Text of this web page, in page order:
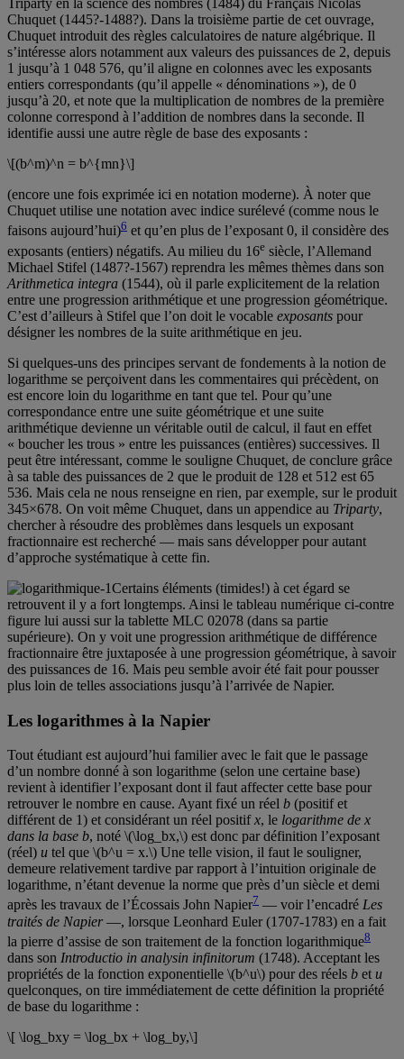
Triparty en la science des nombres (1484) du Français Nicolas
Chuquet (1445?-1488?). Dans la troisième partie de cet ouvrage,
Chuquet introduit des règles calculatoires de nature algébrique. Il
s’intéresse alors notamment aux valeurs des puissances de 2, depuis
1 jusqu’à 1 048 576, qu’il aligne en colonnes avec les exposants
entiers correspondants (qu’il appelle « dénominations »), de 0
jusqu’à 20, et note que la multiplication de nombres de la première
colonne correspond à l’addition de nombres dans la seconde. Il
identifie aussi une autre règle de base des exposants :
\[(b^m)^n = b^{mn}\]
(encore une fois exprimée ici en notation moderne). À noter que
Chuquet utilise une notation avec indice surélevé (comme nous le
faisons aujourd’hui)6 et qu’en plus de l’exposant 0, il considère des
exposants (entiers) négatifs. Au milieu du 16e siècle, l’Allemand
Michael Stifel (1487?-1567) reprendra les mêmes thèmes dans son
Arithmetica integra (1544), où il parle explicitement de la relation
entre une progression arithmétique et une progression géométrique.
C’est d’ailleurs à Stifel que l’on doit le vocable exposants pour
désigner les nombres de la suite arithmétique en jeu.
Si quelques-uns des principes servant de fondements à la notion de
logarithme se perçoivent dans les commentaires qui précèdent, on
est encore loin du logarithme en tant que tel. Pour qu’une
correspondance entre une suite géométrique et une suite
arithmétique devienne un véritable outil de calcul, il faut en effet
« boucher les trous » entre les puissances (entières) successives. Il
peut être intéressant, comme le souligne Chuquet, de conclure grâce
à sa table des puissances de 2 que le produit de 128 et 512 est 65
536. Mais cela ne nous renseigne en rien, par exemple, sur le produit
345×678. On voit même Chuquet, dans un appendice au Triparty,
chercher à résoudre des problèmes dans lesquels un exposant
fractionnaire est recherché — mais sans développer pour autant
d’approche systématique à cette fin.
Certains éléments (timides!) à cet égard se
retrouvent il y a fort longtemps. Ainsi le tableau numérique ci-contre
figure lui aussi sur la tablette MLC 02078 (dans sa partie
supérieure). On y voit une progression arithmétique de différence
fractionnaire être juxtaposée à une progression géométrique, à savoir
des puissances de 16. Mais peu semble avoir été fait pour pousser
plus loin de telles associations jusqu’à l’arrivée de Napier.
Les logarithmes à la Napier
Tout étudiant est aujourd’hui familier avec le fait que le passage
d’un nombre donné à son logarithme (selon une certaine base)
revient à identifier l’exposant dont il faut affecter cette base pour
retrouver le nombre en cause. Ayant fixé un réel b (positif et
différent de 1) et considérant un réel positifx, le logarithme de x
dans la base b, noté \(\log_bx,\) est donc par définition l’exposant
(réel) u tel que \(b^u = x.\) Une telle vision, il faut le souligner,
demeure relativement tardive par rapport à l’intuition originale de
logarithme, n’étant devenue la norme que près d’un siècle et demi
après les travaux de l’Écossais John Napier7 — voir l’encadré Les
traités de Napier—, lorsque Leonhard Euler (1707-1783) en a fait
la pierre d’assise de son traitement de la fonction logarithmique8
dans son Introductio in analysin infinitorum (1748). Acceptant les
propriétés de la fonction exponentielle \(b^u\) pour des réels b et u
quelconques, on tire immédiatement de cette définition la propriété
de base du logarithme :
\[ \log_bxy = \log_bx + \log_by,\]